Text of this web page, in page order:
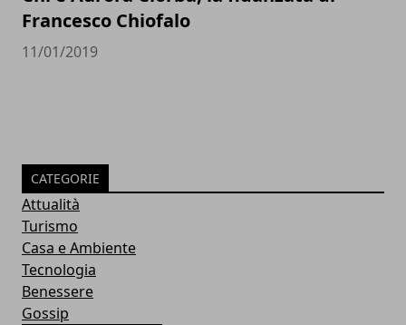
Francesco Chiofalo
11/01/2019
CATEGORIE
Attualità
Turismo
Casa e Ambiente
Tecnologia
Benessere
Gossip